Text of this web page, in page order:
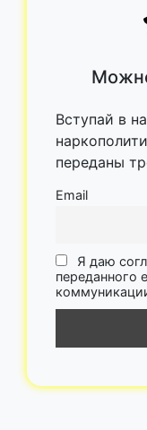
Вступай в
переданы
Email
Я даю
переданного